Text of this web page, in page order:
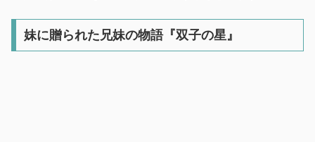
妹に贈られた兄妹の物語『双子の星』